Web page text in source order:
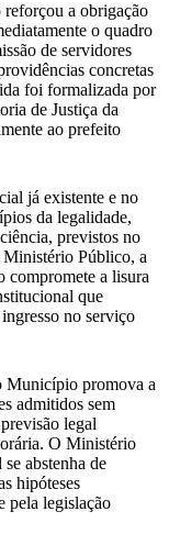
a obrigação
o quadro
de servidores
concretas
foi formalizada por
de Justiça da
ao prefeito
já existente e no
da legalidade,
previstos no
Público, a
compromete a lisura
que
no serviço
Município promova a
admitidos sem
legal
O Ministério
abstenha de
hipóteses
pela legislação